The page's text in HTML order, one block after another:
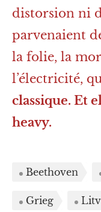
distorsion ni
parvenaient
la folie, la
l’électricité,
classique. Et
heavy.
Beethoven
Grieg